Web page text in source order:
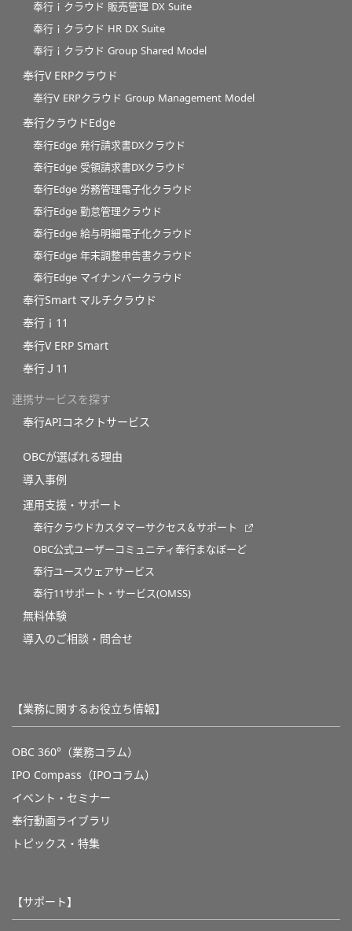
奉行ｉクラウド 販売管理 DX Suite
奉行ｉクラウド HR DX Suite
奉行ｉクラウド Group Shared Model
奉行V ERPクラウド
奉行V ERPクラウド Group Management Model
奉行クラウドEdge
奉行Edge 発行請求書DXクラウド
奉行Edge 受領請求書DXクラウド
奉行Edge 労務管理電子化クラウド
奉行Edge 勤怠管理クラウド
奉行Edge 給与明細電子化クラウド
奉行Edge 年末調整申告書クラウド
奉行Edge マイナンバークラウド
奉行Smart マルチクラウド
奉行ｉ11
奉行V ERP Smart
奉行Ｊ11
連携サービスを探す
奉行APIコネクトサービス
OBCが選ばれる理由
導入事例
運用支援・サポート
奉行クラウドカスタマーサクセス＆サポート
OBC公式ユーザーコミュニティ奉行まなぼーど
奉行ユースウェアサービス
奉行11サポート・サービス(OMSS)
無料体験
導入のご相談・問合せ
【業務に関するお役立ち情報】
OBC 360°（業務コラム）
IPO Compass（IPOコラム）
イベント・セミナー
奉行動画ライブラリ
トピックス・特集
【サポート】